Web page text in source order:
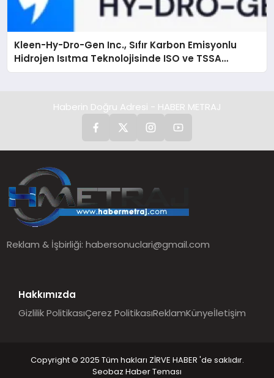
Kleen-Hy-Dro-Gen Inc., Sıfır Karbon Emisyonlu
Hidrojen Isıtma Teknolojisinde ISO ve TSSA
Düzenleyici Onaylarını Aldı
Haberin Doğru Adresi - HABER METRAJ
Reklam & İşbirliği:habersonuclari@gmail.com
Hakkımızda
Gizlilik PolitikasıÇerez PolitikasıReklamKünyeİletişim
Copyright © 2025 Tüm hakları ZİRVE HABER 'de saklıdır.
Seobaz Haber Teması